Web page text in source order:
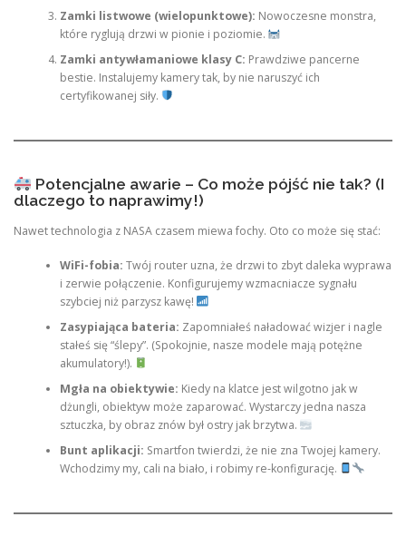
Zamki listwowe (wielopunktowe): Nowoczesne monstra,
które ryglują drzwi w pionie i poziomie.
Zamki antywłamaniowe klasy C: Prawdziwe pancerne
bestie. Instalujemy kamery tak, by nie naruszyć ich
certyfikowanej siły.
Potencjalne awarie – Co może pójść nie tak? (I
dlaczego to naprawimy!)
Nawet technologia z NASA czasem miewa fochy. Oto co może się stać:
WiFi-fobia: Twój router uzna, że drzwi to zbyt daleka wyprawa
i zerwie połączenie. Konfigurujemy wzmacniacze sygnału
szybciej niż parzysz kawę!
Zasypiająca bateria: Zapomniałeś naładować wizjer i nagle
stałeś się “ślepy”. (Spokojnie, nasze modele mają potężne
akumulatory!).
Mgła na obiektywie: Kiedy na klatce jest wilgotno jak w
dżungli, obiektyw może zaparować. Wystarczy jedna nasza
sztuczka, by obraz znów był ostry jak brzytwa.
Bunt aplikacji: Smartfon twierdzi, że nie zna Twojej kamery.
Wchodzimy my, cali na biało, i robimy re-konfigurację.